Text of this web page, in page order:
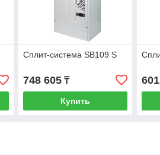
Сплит-система SB109 S
748 605₸
Купить